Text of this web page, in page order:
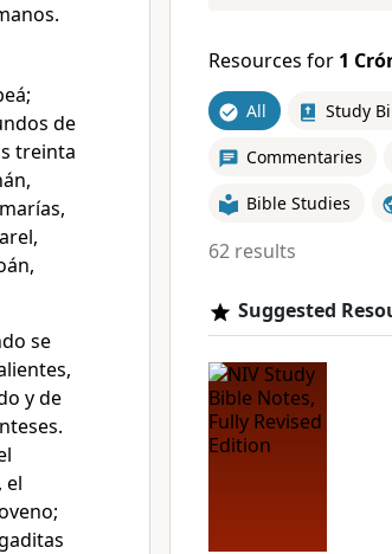
de
treinta
se
y de
el
Resources for 1
All Study
Commentaries
Bible Studies
62 results
Suggested